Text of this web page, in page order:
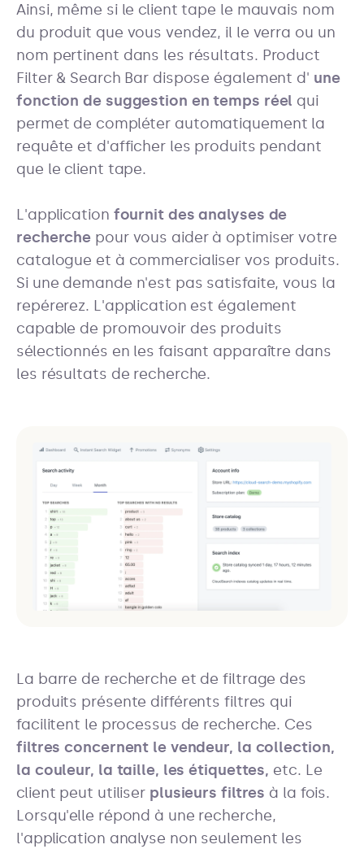
Ainsi, même si le client tape le mauvais nom
du produit que vous vendez, il le verra ou un
nom pertinent dans les résultats. Product
Filter & Search Bar dispose également d' une
fonction de suggestion en temps réel qui
permet de compléter automatiquement la
requête et d'afficher les produits pendant
que le client tape.
L'application fournit des analyses de
recherche pour vous aider à optimiser votre
catalogue et à commercialiser vos produits.
Si une demande n'est pas satisfaite, vous la
repérerez. L'application est également
capable de promouvoir des produits
sélectionnés en les faisant apparaître dans
les résultats de recherche.
La barre de recherche et de filtrage des
produits présente différents filtres qui
facilitent le processus de recherche. Ces
filtres concernent le vendeur, la collection,
la couleur, la taille, les étiquettes, etc. Le
client peut utiliser plusieurs filtres à la fois.
Lorsqu'elle répond à une recherche,
l'application analyse non seulement les